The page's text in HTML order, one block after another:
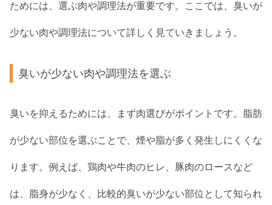
ためには、選ぶ肉や調理法が重要です。ここでは、臭いが
少ない肉や調理法について詳しく見ていきましょう。
臭いが少ない肉や調理法を選ぶ
臭いを抑えるためには、まず肉選びがポイントです。脂肪
が少ない部位を選ぶことで、煙や脂が多く発生しにくくな
ります。例えば、鶏肉や牛肉のヒレ、豚肉のロースなど
は、脂身が少なく、比較的臭いが少ない部位として知られ